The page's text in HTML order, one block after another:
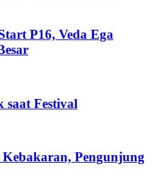
P16, Veda Ega
saat Festival
Pengunjung